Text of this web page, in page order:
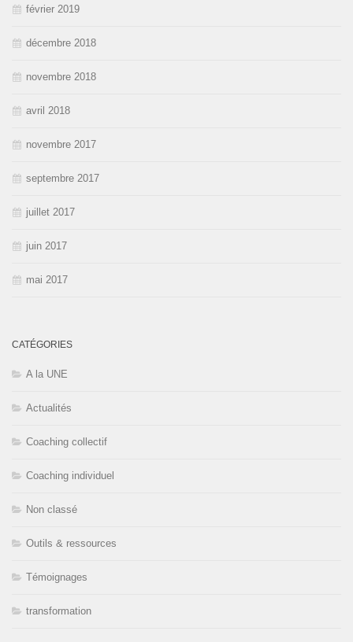
février 2019
décembre 2018
novembre 2018
avril 2018
novembre 2017
septembre 2017
juillet 2017
juin 2017
mai 2017
CATÉGORIES
A la UNE
Actualités
Coaching collectif
Coaching individuel
Non classé
Outils & ressources
Témoignages
transformation